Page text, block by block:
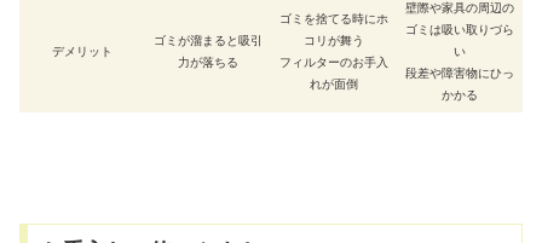
デメリット
ゴミが溜まると吸引
力が落ちる
ゴミを捨てる時にホ
コリが舞う
フィルターのお手入
れが面倒
壁際や家具の周辺の
ゴミは吸い取りづら
い
段差や障害物にひっ
かかる